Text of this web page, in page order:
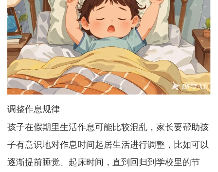
调整作息规律
孩子在假期里生活作息可能比较混乱，家长要帮助孩
子有意识地对作息时间起居生活进行调整，比如可以
逐渐提前睡觉、起床时间，直到回归到学校里的节